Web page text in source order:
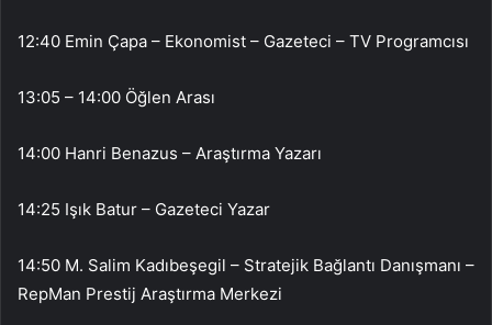
12:40 Emin Çapa – Ekonomist – Gazeteci – TV Programcısı
13:05 – 14:00 Öğlen Arası
14:00 Hanri Benazus – Araştırma Yazarı
14:25 Işık Batur – Gazeteci Yazar
14:50 M. Salim Kadıbeşegil – Stratejik Bağlantı Danışmanı –
RepMan Prestij Araştırma Merkezi